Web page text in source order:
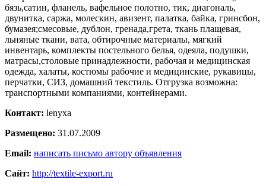
бязь,сатин, фланель, вафельное полотно, тик, диагональ,
двунитка, саржа, молескин, авизент, палатка, байка, гринсбон,
бумазея;смесовые, дублон, гренада,грета, ткань плащевая,
льняные ткани, вата, обтирочные материалы, мягкий
инвентарь, комплекты постельного белья, одеяла, подушки,
матрасы,столовые принадлежности, рабочая и медицинская
одежда, халаты, костюмы рабочие и медицинские, рукавицы,
перчатки, СИЗ, домашний текстиль. Отгрузка возможна:
транспортными компаниями, контейнерами.
Контакт: lenyxa
Размещено: 31.07.2009
Email: написать письмо автору объявления
Сайт: http://textile-export.ru